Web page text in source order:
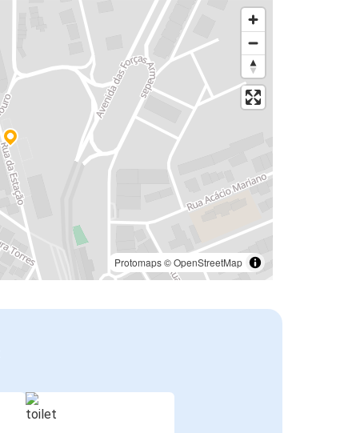
Protomaps©OpenStreetMap